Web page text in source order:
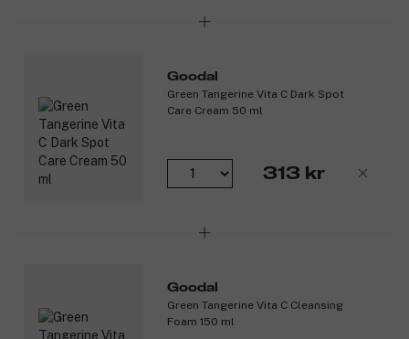
Goodal
Green Tangerine Vita C Dark Spot
Care Cream 50 ml
313 kr
Goodal
Green Tangerine Vita C Cleansing
Foam 150 ml